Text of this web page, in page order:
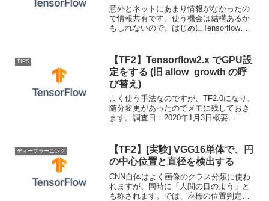
画像への変換
意外とネットにあまり情報がなかったの
で情報共有です。使う機会は結構あるか
もしれないので。はじめにTensorflowに
像データ等をよく使...
TIPS
【TF2】Tensorflow2.x でGPU設
定をする (旧 allow_growth の呼
び替え)
よく使う手法なのですが、TF2.0になり、
随分変更があったのでメモに残しておき
ます。調査日：2020年1月3日概要
つだけを指定するなどの方法。1.x → ...
ディープラーニング
【TF2】[実験] VGG16単体で、円
の中心位置と直径を検出する
CNN自体はよく画像のクラス分類に使わ
れますが、同時に「人間の目のよう」と
も称されます。では、座標の位置判定に